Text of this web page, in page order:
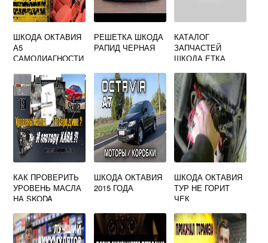
ШКОДА ОКТАВИЯ
А5
САМОДИАГНОСТИ
РЕШЕТКА ШКОДА
РАПИД ЧЕРНАЯ
КАТАЛОГ
ЗАПЧАСТЕЙ
ШКОДА ЕТКА
КАК ПРОВЕРИТЬ
УРОВЕНЬ МАСЛА
НА SKODA
ШКОДА ОКТАВИЯ
2015 ГОДА
ШКОДА ОКТАВИЯ
ТУР НЕ ГОРИТ
ЧЕК